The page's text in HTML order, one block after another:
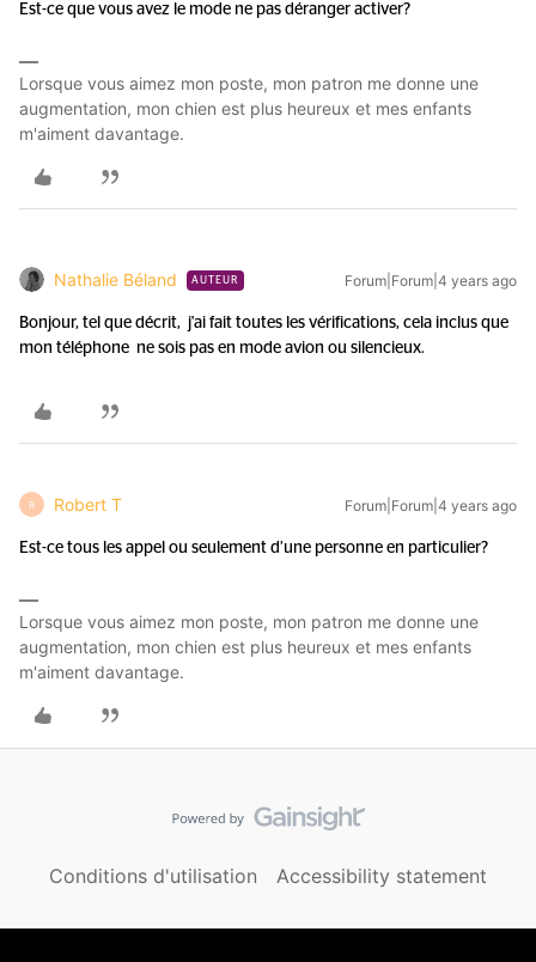
Est-ce que vous avez le mode ne pas déranger activer?
Lorsque vous aimez mon poste, mon patron me donne une
augmentation, mon chien est plus heureux et mes enfants
m'aiment davantage.
Nathalie Béland AUTEUR Forum|Forum|4 years ago
Bonjour, tel que décrit, j'ai fait toutes les vérifications, cela inclus que
mon téléphone ne sois pas en mode avion ou silencieux.
R Robert T Forum|Forum|4 years ago
Est-ce tous les appel ou seulement d’une personne en particulier?
Lorsque vous aimez mon poste, mon patron me donne une
augmentation, mon chien est plus heureux et mes enfants
m'aiment davantage.
Conditions d'utilisation Accessibility statement